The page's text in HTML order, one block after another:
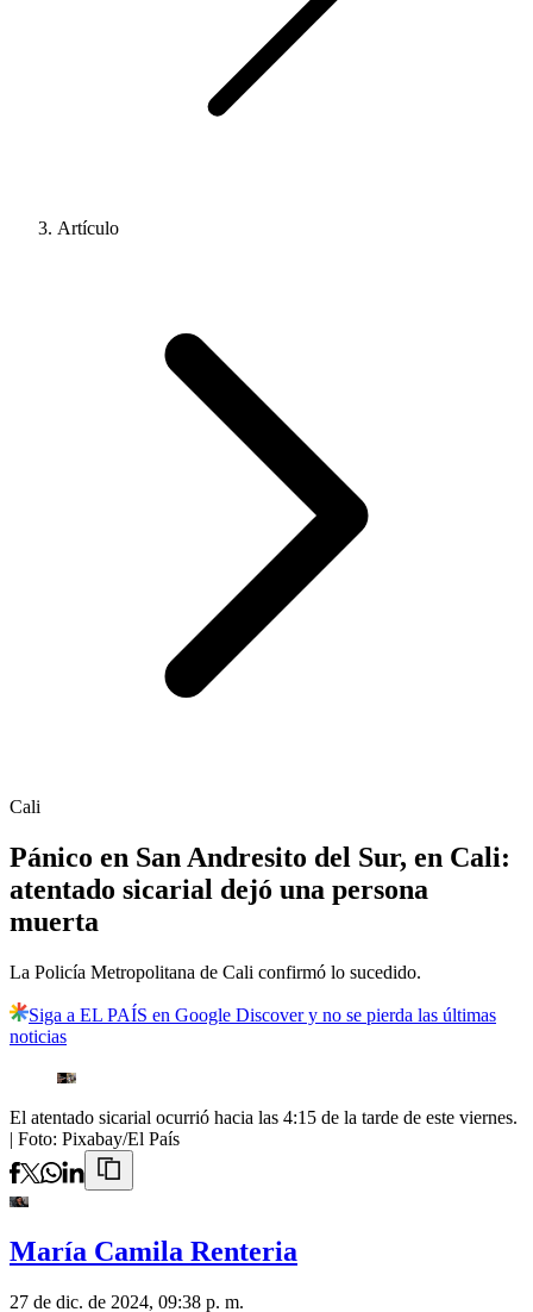
Artículo
Cali
Pánico en San Andresito del Sur, en Cali:
atentado sicarial dejó una persona
muerta
La Policía Metropolitana de Cali confirmó lo sucedido.
Siga a EL PAÍS en Google Discover y no se pierda las últimas
noticias
El atentado sicarial ocurrió hacia las 4:15 de la tarde de este viernes.
| Foto: Pixabay/El País
María Camila Renteria
27 de dic. de 2024, 09:38 p. m.